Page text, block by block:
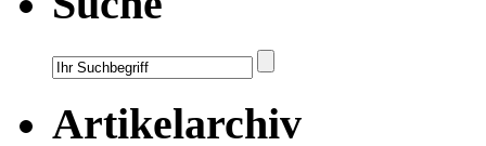
Artikelarchiv